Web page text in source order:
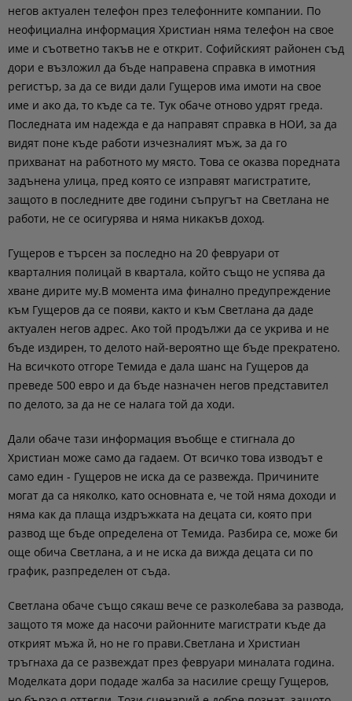
негов актуален телефон през телефонните компании. По
неофициална информация Христиан няма телефон на свое
име и съответно такъв не е открит. Софийският районен съд
дори е възложил да бъде направена справка в имотния
регистър, за да се види дали Гущеров има имоти на свое
име и ако да, то къде са те. Тук обаче отново удрят греда.
Последната им надежда е да направят справка в НОИ, за да
видят поне къде работи изчезналият мъж, за да го
прихванат на работното му място. Това се оказва поредната
задънена улица, пред която се изправят магистратите,
защото в последните две години съпругът на Светлана не
работи, не се осигурява и няма никакъв доход.
Гущеров е търсен за последно на 20 февруари от
кварталния полицай в квартала, който също не успява да
хване дирите му.В момента има финално предупреждение
към Гущеров да се появи, както и към Светлана да даде
актуален негов адрес. Ако той продължи да се укрива и не
бъде издирен, то делото най-вероятно ще бъде прекратено.
На всичкото отгоре Темида е дала шанс на Гущеров да
преведе 500 евро и да бъде назначен негов представител
по делото, за да не се налага той да ходи.
Дали обаче тази информация въобще е стигнала до
Христиан може само да гадаем. От всичко това изводът е
само един - Гущеров не иска да се развежда. Причините
могат да са няколко, като основната е, че той няма доходи и
няма как да плаща издръжката на децата си, която при
развод ще бъде определена от Темида. Разбира се, може би
още обича Светлана, а и не иска да вижда децата си по
график, разпределен от съда.
Светлана обаче също сякаш вече се разколебава за развода,
защото тя може да насочи районните магистрати къде да
открият мъжа й, но не го прави.Светлана и Христиан
тръгнаха да се развеждат през февруари миналата година.
Моделката дори подаде жалба за насилие срещу Гущеров,